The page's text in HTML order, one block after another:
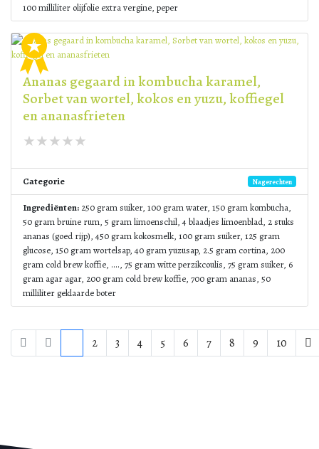
100 milliliter olijfolie extra vergine, peper
Ananas gegaard in kombucha karamel,
Sorbet van wortel, kokos en yuzu, koffiegel
en ananasfrieten
Categorie Nagerechten
Ingrediënten: 250 gram suiker, 100 gram water, 150 gram kombucha,
50 gram bruine rum, 5 gram limoenschil, 4 blaadjes limoenblad, 2 stuks
ananas (goed rijp), 450 gram kokosmelk, 100 gram suiker, 125 gram
glucose, 150 gram wortelsap, 40 gram yuzusap, 2.5 gram cortina, 200
gram cold brew koffie, ...., 75 gram witte perzikcoulis, 75 gram suiker, 6
gram agar agar, 200 gram cold brew koffie, 700 gram ananas, 50
milliliter geklaarde boter
2 3 4 5 6 7 8 9 10